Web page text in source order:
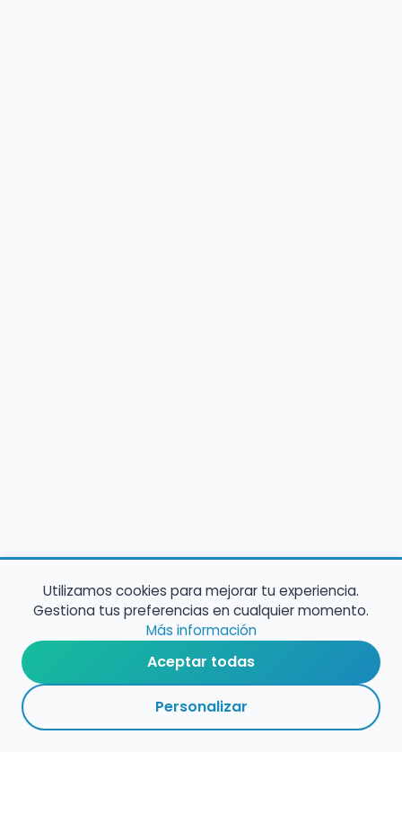
Utilizamos cookies para mejorar tu experiencia.
Gestiona tus preferencias en cualquier momento.
Más información
Aceptar todas
Personalizar